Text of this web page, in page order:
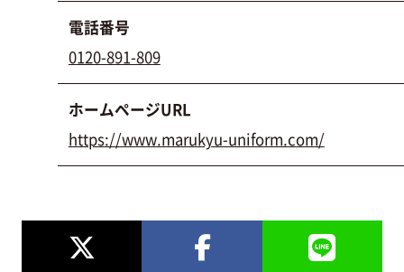
電話番号
0120-891-809
ホームページURL
https://www.marukyu-uniform.com/